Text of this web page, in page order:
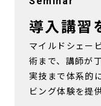
導入講習
マイルドシェー
術まで、講師が
実技まで体系的
ビング体験を提